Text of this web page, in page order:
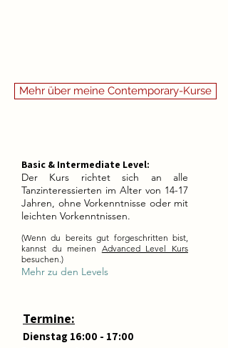
Mehr über meine Contemporary-Kurse
Basic & Intermediate Level:
Der Kurs richtet sich an alle
Tanzinteressierten im Alter von 14-17
Jahren, ohne Vorkenntnisse oder mit
leichten Vorkenntnissen.
(Wenn du bereits gut forgeschritten bist,
kannst du meinen Advanced Level Kurs
besuchen.)
Mehr zu den Levels
Termine:
Dienstag 16:00 - 17:00